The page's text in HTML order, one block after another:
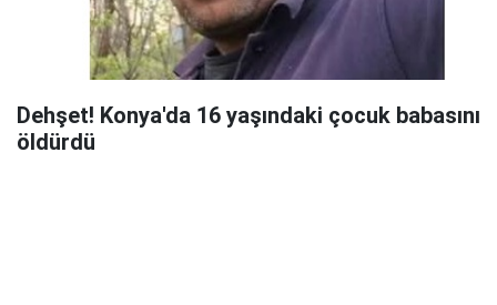
Dehşet! Konya'da 16 yaşındaki çocuk babasını
öldürdü